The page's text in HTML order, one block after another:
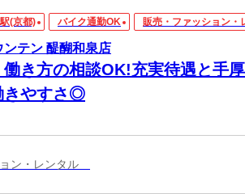
(京都) バイク通勤OK 販売・ファッション・
ンテン 醍醐和泉店
働き方の相談OK!充実待遇と手
きやすさ◎
ン・レンタル